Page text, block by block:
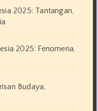
2025: Tantangan,
2025: Fenomena,
Budaya,